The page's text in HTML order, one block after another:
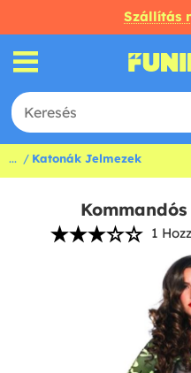
Szállítás
... Katonák Jelmezek
1